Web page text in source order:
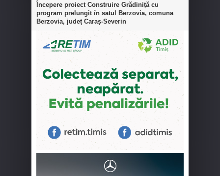
Începere proiect Construire Grădiniță cu
program prelungit în satul Berzovia, comuna
Berzovia, județ Caraș-Severin